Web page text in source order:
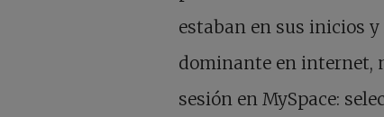
estaban en sus inicios y
dominante en internet,
sesión en MySpace: